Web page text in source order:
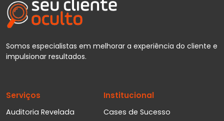
Somos especialistas em melhorar a experiência do cliente e
impulsionar resultados.
Serviços
Auditoria Revelada
Institucional
Cases de Sucesso